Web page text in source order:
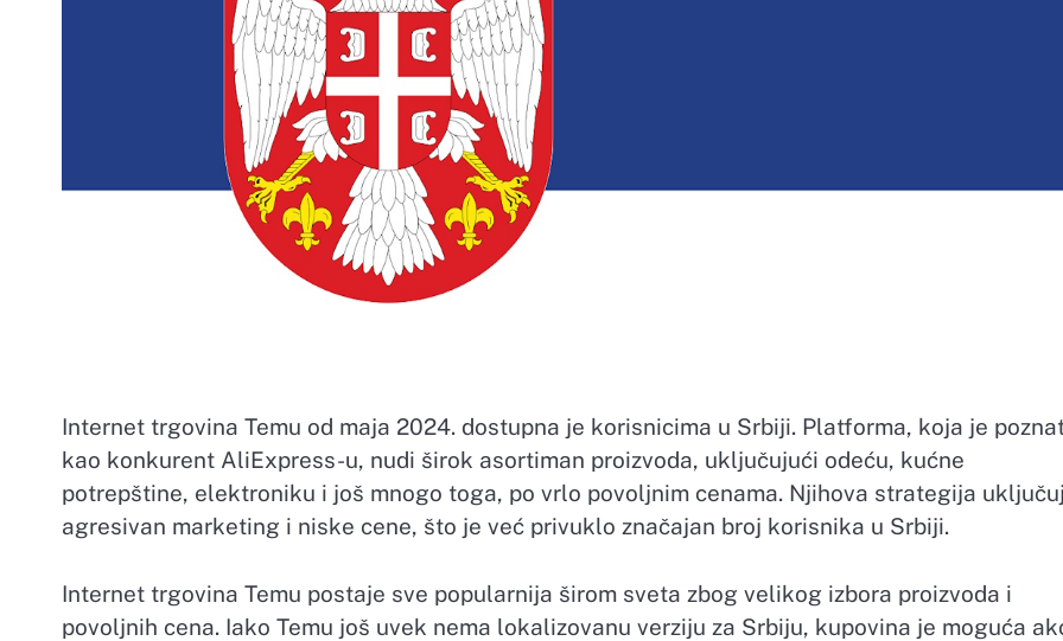
Internet trgovina Temu od maja 2024. dostupna je korisnicima u Srbiji. Platforma, koja je
kao konkurent AliExpress-u, nudi širok asortiman proizvoda, uključujući odeću, kućne
potrepštine, elektroniku i još mnogo toga, po vrlo povoljnim cenama. Njihova strategija
agresivan marketing i niske cene, što je već privuklo značajan broj korisnika u Srbiji.
Internet trgovina Temu postaje sve popularnija širom sveta zbog velikog izbora proizvoda i
povoljnih cena. Iako Temu još uvek nema lokalizovanu verziju za Srbiju, kupovina je moguća